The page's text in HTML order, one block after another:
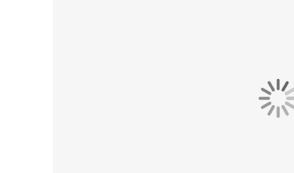
In het Nike Tech Fleece trainingspak zijn
met een open steekzak en een ritszak, het vest